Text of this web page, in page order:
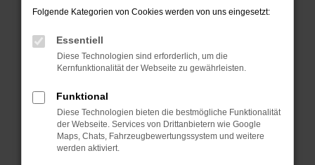
Überprüfe deine Firewall und deine
Laden andere Webseiten, zum Beispiel deine
Suchmaschine?
Prüfe deine Browsererweiterungen.
Manche Erweiterungen, wie Werbeblocker,
können das Laden bestimmter Seiten
verhindern. Funktioniert die Seite in einem
anderen Browser oder in einem privaten
Fenster?
Folgende Kategorien von Cookies werden von uns eingesetzt:
Essentiell
Diese Technologien sind erforderlich, um die
Kernfunktionalität der Webseite zu gewährleisten.
Funktional
Diese Technologien bieten die bestmögliche Funktionalität
der Webseite. Services von Drittanbietern wie Google
Maps, Chats, Fahrzeugbewertungssystem und weitere
werden aktiviert.